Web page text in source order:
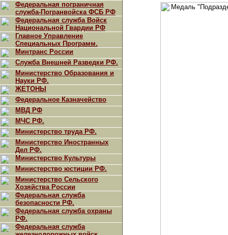
Федеральная пограничная
служба-Погранвойска ФСБ РФ
Федеральная служба Войск
Национальной Гвардии РФ
Главное Управление
Специальных Программ.
Минтранс России
Служба Внешней Разведки РФ.
Министерство Образования и
Науки РФ.
ЖЕТОНЫ
Федеральное Казначейство
МВД РФ
МЧС РФ.
Министерство труда РФ.
Министерство Иностранных
Дел РФ.
Министерство Культуры
Министерство юстиции РФ.
Министерство Сельского
Хозяйства России
Федеральная служба
безопасности РФ.
Федеральная служба охраны
РФ.
Федеральная служба